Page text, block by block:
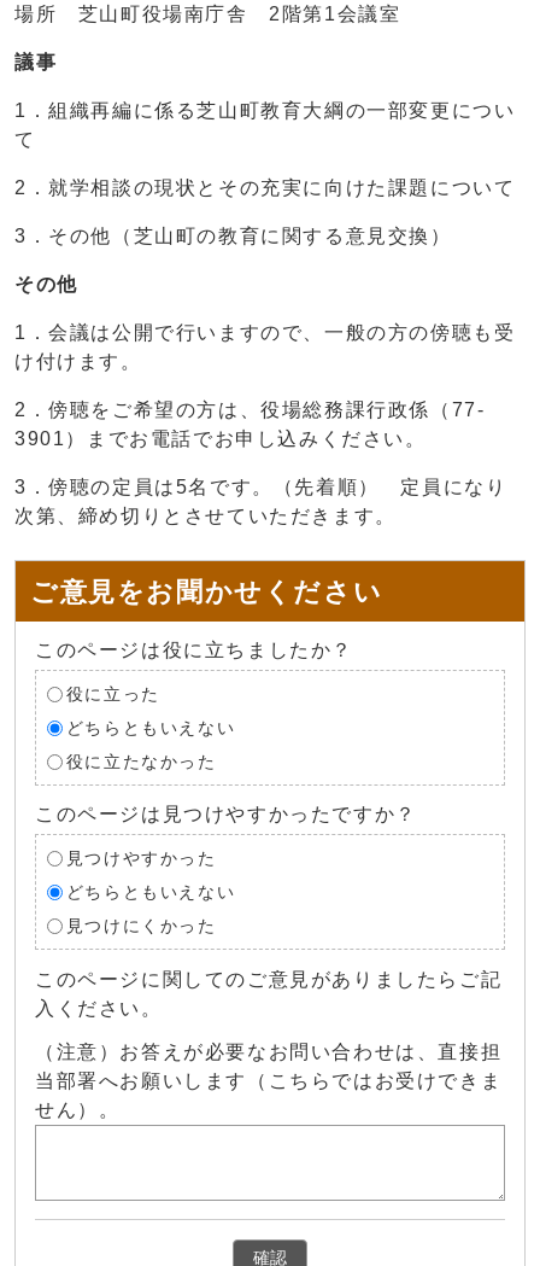
場所 芝山町役場南庁舎 2階第1会議室
議事
1．組織再編に係る芝山町教育大綱の一部変更につい
て
2．就学相談の現状とその充実に向けた課題について
3．その他（芝山町の教育に関する意見交換）
その他
1．会議は公開で行いますので、一般の方の傍聴も受
け付けます。
2．傍聴をご希望の方は、役場総務課行政係（77-
3901）までお電話でお申し込みください。
3．傍聴の定員は5名です。（先着順） 定員になり
次第、締め切りとさせていただきます。
ご意見をお聞かせください
このページは役に立ちましたか？
役に立った
どちらともいえない
役に立たなかった
このページは見つけやすかったですか？
見つけやすかった
どちらともいえない
見つけにくかった
このページに関してのご意見がありましたらご記
入ください。
（注意）お答えが必要なお問い合わせは、直接担
当部署へお願いします（こちらではお受けできま
せん）。
確認